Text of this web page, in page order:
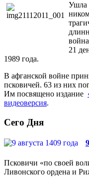
Ушла
21
1989 года.
В афганской войне
псковичей. 63 из них
Им посвящено издание
видеоверсия.
Сего Дня
Псковичи «по своей
Ливонского ордена и